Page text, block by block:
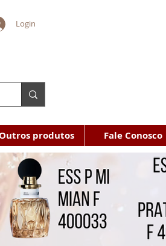
Login
Outros produtos Fale Conosco